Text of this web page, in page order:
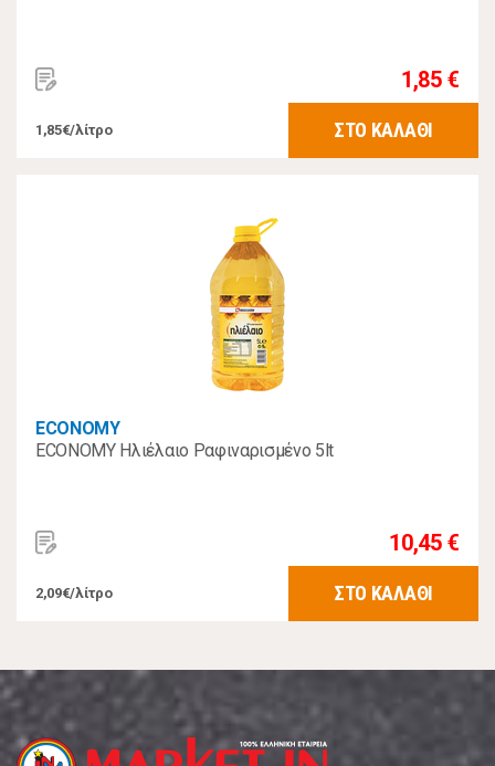
1,85 €
1,85€/λίτρο ΣΤΟ ΚΑΛΑΘΙ
ECONOMY
ECONOMY Ηλιέλαιο Ραφιναρισμένο 5lt
10,45 €
2,09€/λίτρο ΣΤΟ ΚΑΛΑΘΙ